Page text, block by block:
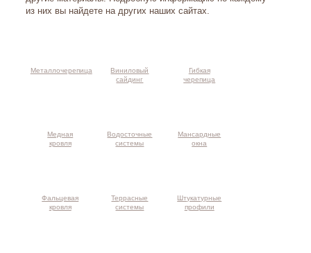
из них вы найдете на других наших сайтах.
Металлочерепица
Виниловый
сайдинг
Гибкая
черепица
Медная
кровля
Водосточные
системы
Мансардные
окна
Фальцевая
кровля
Террасные
системы
Штукатурные
профили